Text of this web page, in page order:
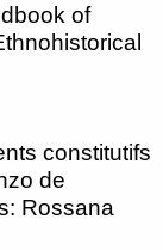
of
constitutifs
de
Rossana